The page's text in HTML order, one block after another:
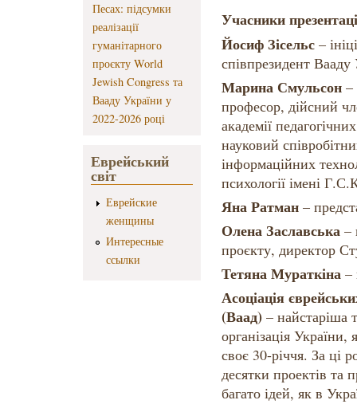
Песах: підсумки
реалізації
гуманітарного
проєкту World
Jewish Congress та
Вааду України у
2022-2026 році
Еврейський
світ
Еврейские
женщины
Интересные
ссылки
Учасники
Йосиф Зісельс–
співпрезидент Вааду
Марина Смульсон–
професор, дійсний
академії
науковий
інформаційних
психології імені
Яна Ратман–
Олена Заславська–
проєкту, директор
Тетяна Мураткіна–
Асоціація
(Ваад) – найстаріша
організація
своє 30-річчя. За ці
десятки проектів та
багато ідей, як в